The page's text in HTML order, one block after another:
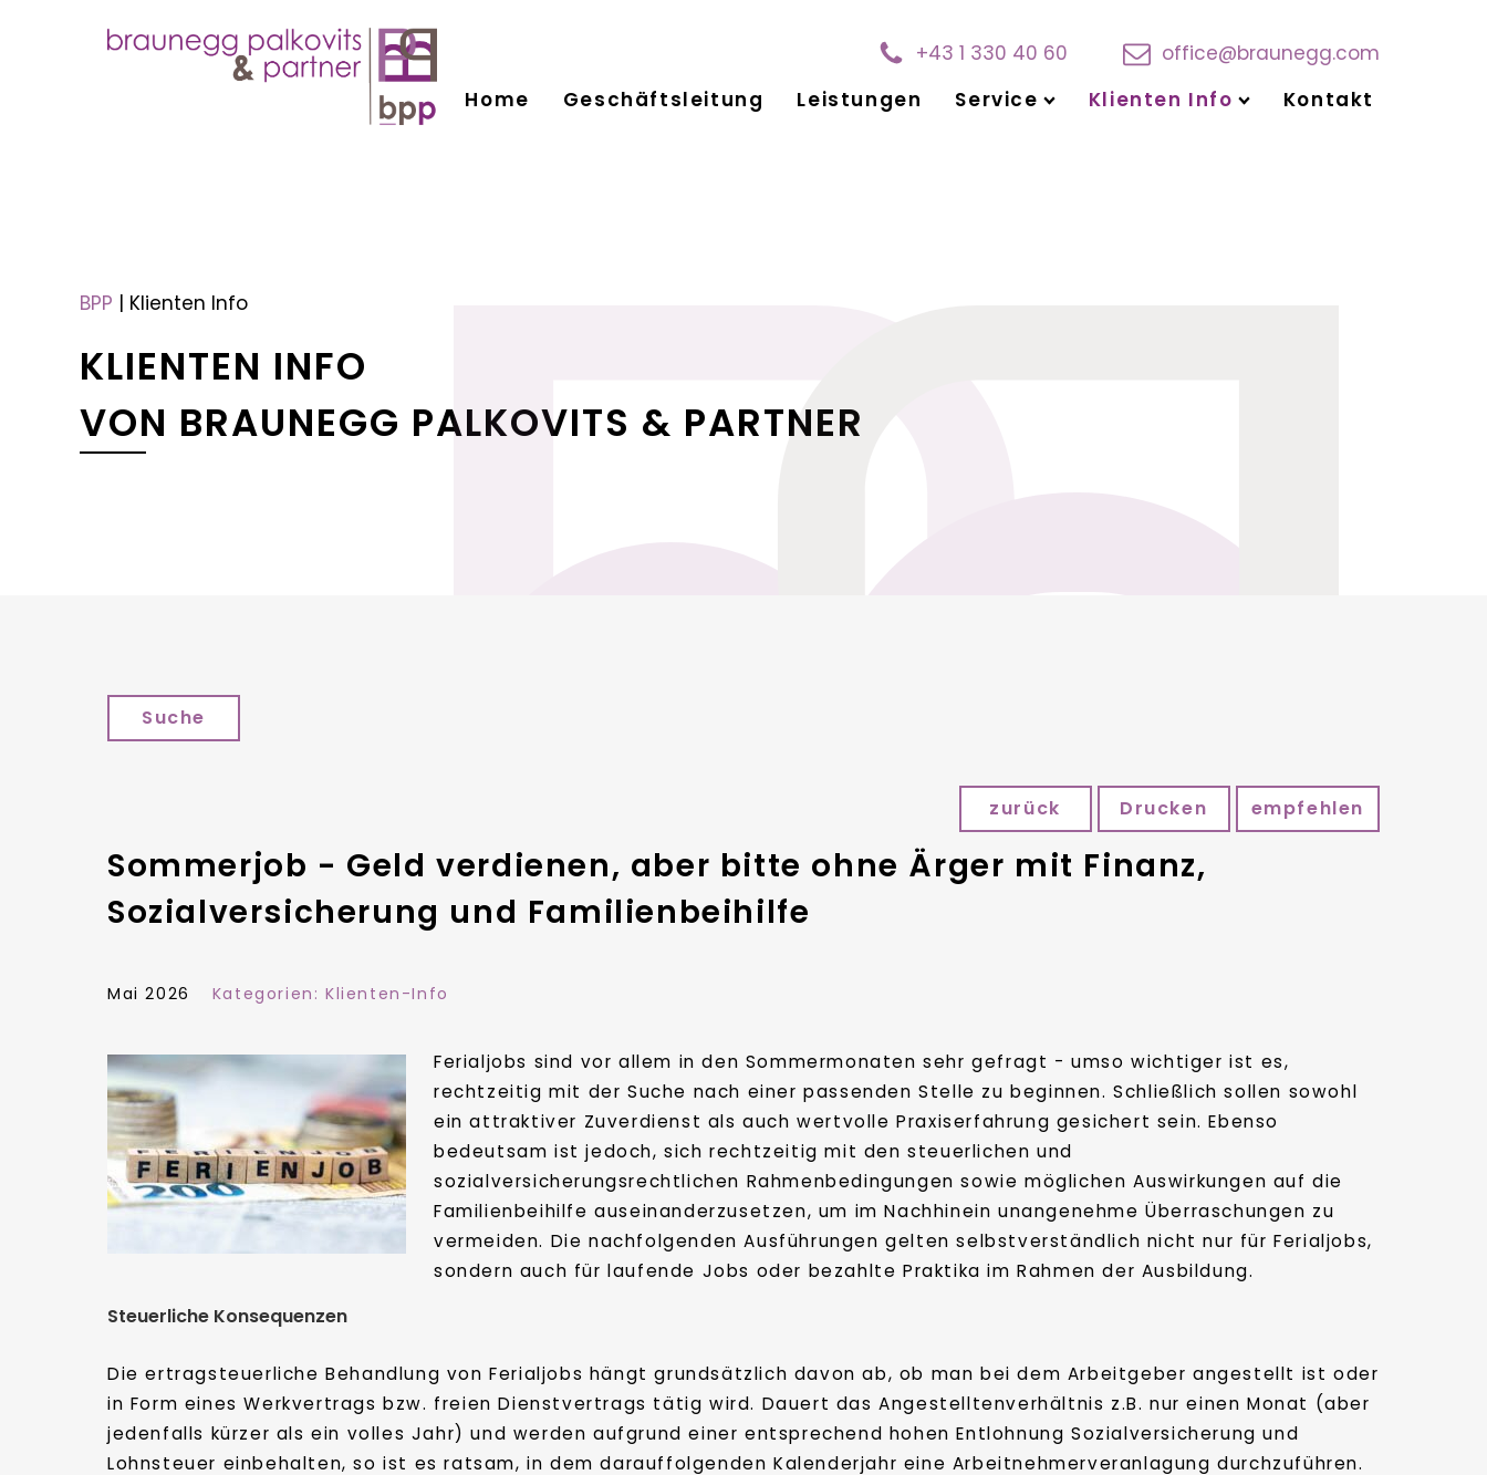
+43 1 330 40 60
office@braunegg.com
Home
Geschäftsleitung Leistungen Service Klienten Info Kontakt
BPP | Klienten Info
KLIENTEN INFO
VON BRAUNEGG PALKOVITS & PARTNER
Suche
zurück Drucken empfehlen
Sommerjob - Geld verdienen, aber bitte ohne Ärger mit Finanz,
Sozialversicherung und Familienbeihilfe
Mai 2026 Kategorien:Klienten-Info
Ferialjobs sind vor allem in den Sommermonaten sehr gefragt - umso wichtiger ist es,
rechtzeitig mit der Suche nach einer passenden Stelle zu beginnen. Schließlich sollen sowohl
ein attraktiver Zuverdienst als auch wertvolle Praxiserfahrung gesichert sein. Ebenso
bedeutsam ist jedoch, sich rechtzeitig mit den steuerlichen und
sozialversicherungsrechtlichen Rahmenbedingungen sowie möglichen Auswirkungen auf die
Familienbeihilfe auseinanderzusetzen, um im Nachhinein unangenehme Überraschungen zu
vermeiden. Die nachfolgenden Ausführungen gelten selbstverständlich nicht nur für Ferialjobs,
sondern auch für laufende Jobs oder bezahlte Praktika im Rahmen der Ausbildung.
Steuerliche Konsequenzen
Die ertragsteuerliche Behandlung von Ferialjobs hängt grundsätzlich davon ab, ob man bei dem Arbeitgeber angestellt ist oder
in Form eines Werkvertrags bzw. freien Dienstvertrags tätig wird. Dauert das Angestelltenverhältnis z.B. nur einen Monat (aber
jedenfalls kürzer als ein volles Jahr) und werden aufgrund einer entsprechend hohen Entlohnung Sozialversicherung und
Lohnsteuer einbehalten, so ist es ratsam, in dem darauffolgenden Kalenderjahr eine Arbeitnehmerveranlagung durchzuführen.